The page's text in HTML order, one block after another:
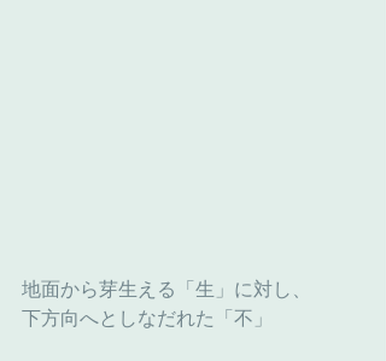
地面から芽生える「生」に対し、
下方向へとしなだれた「不」